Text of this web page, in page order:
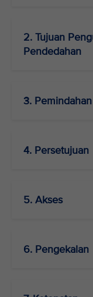
2. Tujuan
Pendedahan
3.
4. Persetujuan
5. Akses
6. Pengekalan